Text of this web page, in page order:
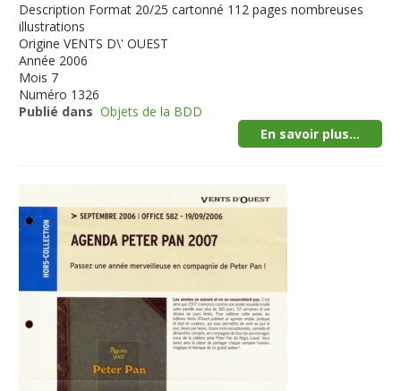
Description Format 20/25 cartonné 112 pages nombreuses
illustrations
Origine VENTS D\' OUEST
Année 2006
Mois 7
Numéro 1326
Publié dans Objets de la BDD
En savoir plus...